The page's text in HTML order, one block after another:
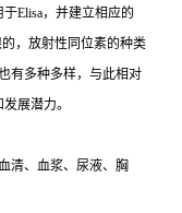
于Elisa，并建立相应的
，放射性同位素的种类
有多种多样，与此相对
展潜力。
清、血浆、尿液、胸